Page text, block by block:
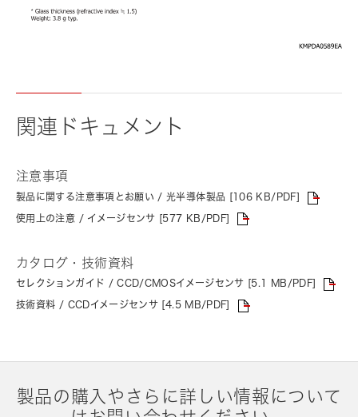
関連ドキュメント
注意事項
製品に関する注意事項とお願い / 光半導体製品 [106 KB/PDF]
使用上の注意 / イメージセンサ [577 KB/PDF]
カタログ・技術資料
セレクションガイド / CCD/CMOSイメージセンサ [5.1 MB/PDF]
技術資料 / CCDイメージセンサ [4.5 MB/PDF]
製品の購入やさらに詳しい情報について